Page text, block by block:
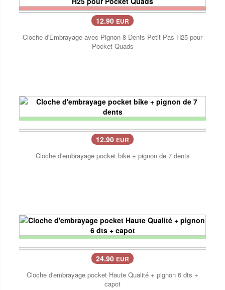
12.90 EUR
Cloche d'Embrayage avec Pignon 8 Dents Petit Pas H25 pour
Pocket Quads
12.90 EUR
Cloche d'embrayage pocket bike + pignon de 7 dents
24.90 EUR
Cloche d'embrayage pocket Haute Qualité + pignon 6 dts +
capot